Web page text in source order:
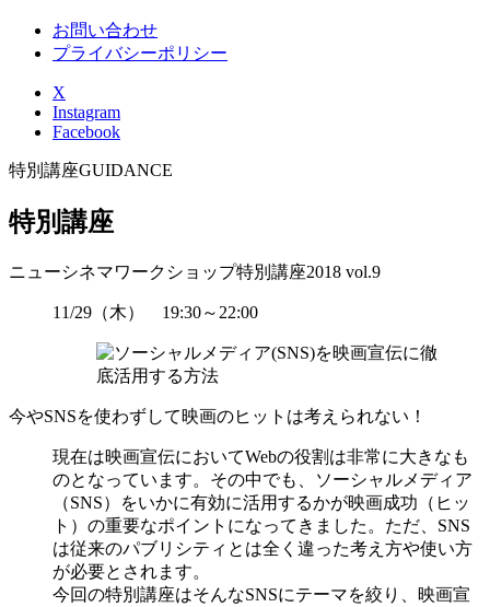
お問い合わせ
プライバシーポリシー
X
Instagram
Facebook
特別講座GUIDANCE
特別講座
ニューシネマワークショップ特別講座2018 vol.9
11/29（木） 19:30～22:00
今やSNSを使わずして映画のヒットは考えられない！
現在は映画宣伝においてWebの役割は非常に大きなも
のとなっています。その中でも、ソーシャルメディア
（SNS）をいかに有効に活用するかが映画成功（ヒッ
ト）の重要なポイントになってきました。ただ、SNS
は従来のパブリシティとは全く違った考え方や使い方
が必要とされます。
今回の特別講座はそんなSNSにテーマを絞り、映画宣